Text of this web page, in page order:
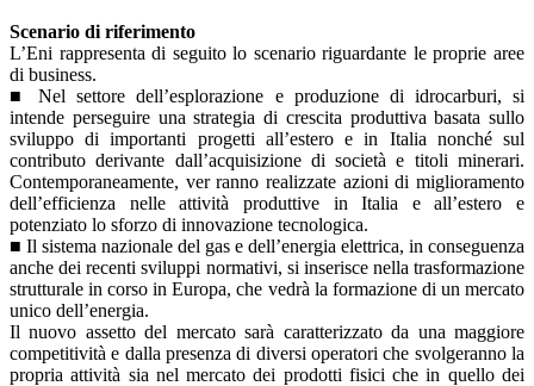
Scenario di riferimento
L’Eni rappresenta di seguito lo scenario riguardante le proprie aree
di business.
■ Nel settore dell’esplorazione e produzione di idrocarburi, si
intende perseguire una strategia di crescita produttiva basata sullo
sviluppo di importanti progetti all’estero e in Italia nonché sul
contributo derivante dall’acquisizione di società e titoli minerari.
Contemporaneamente, ver ranno realizzate azioni di miglioramento
dell’efficienza nelle attività produttive in Italia e all’estero e
potenziato lo sforzo di innovazione tecnologica.
■ Il sistema nazionale del gas e dell’energia elettrica, in conseguenza
anche dei recenti sviluppi normativi, si inserisce nella trasformazione
strutturale in corso in Europa, che vedrà la formazione di un mercato
unico dell’energia.
Il nuovo assetto del mercato sarà caratterizzato da una maggiore
competitività e dalla presenza di diversi operatori che svolgeranno la
propria attività sia nel mercato dei prodotti fisici che in quello dei